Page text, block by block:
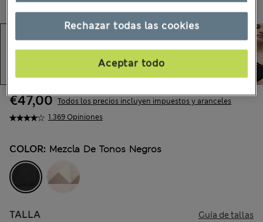
1.369 Opiniones
€47,00 Todos los precios incluyen impuestos y aranceles
COLOR: Mezcla De Tonos Negros
TALLA Guía de tallas
Rechazar todas las cookies
Aceptar todo